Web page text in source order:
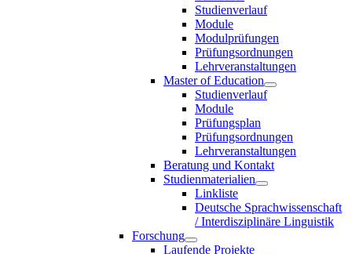
Studienverlauf
Module
Modulprüfungen
Prüfungsordnungen
Lehrveranstaltungen
Master of Education
Studienverlauf
Module
Prüfungsplan
Prüfungsordnungen
Lehrveranstaltungen
Beratung und Kontakt
Studienmaterialien
Linkliste
Deutsche Sprachwissenschaft
/ Interdisziplinäre Linguistik
Forschung
Laufende Projekte